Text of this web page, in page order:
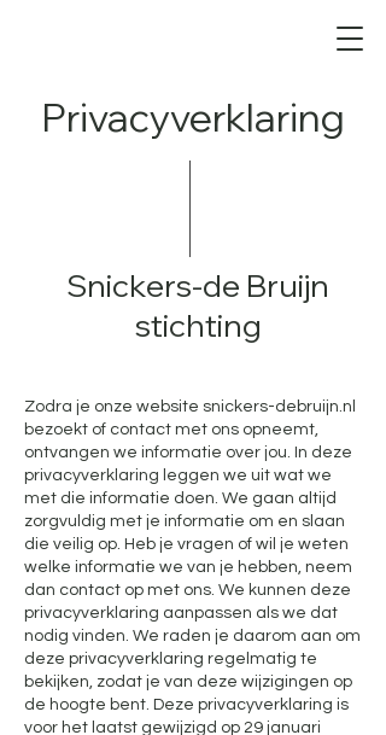
Privacyverklaring
Snickers-de Bruijn
stichting
Zodra je onze website snickers-debruijn.nl
bezoekt of contact met ons opneemt,
ontvangen we informatie over jou. In deze
privacyverklaring leggen we uit wat we
met die informatie doen. We gaan altijd
zorgvuldig met je informatie om en slaan
die veilig op. Heb je vragen of wil je weten
welke informatie we van je hebben, neem
dan contact op met ons. We kunnen deze
privacyverklaring aanpassen als we dat
nodig vinden. We raden je daarom aan om
deze privacyverklaring regelmatig te
bekijken, zodat je van deze wijzigingen op
de hoogte bent. Deze privacyverklaring is
voor het laatst gewijzigd op 29 januari